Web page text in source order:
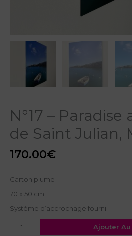
N°17 – Paradise
de Saint Julian,
170.00€
Carton plume
70 x 50 cm
Système d’accrochage fourni
Ajouter